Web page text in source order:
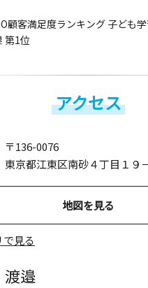
顧客満足度ランキング 子ども
第1位
アクセス
〒136-0076
東京都江東区南砂４丁目１９
地図を見る
見る
渡邉